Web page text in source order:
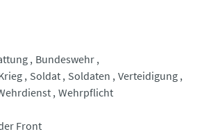
Bundeswehr
Soldat Soldaten Verteidigung
Wehrpflicht
Front